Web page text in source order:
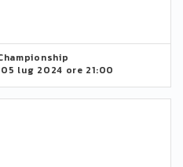
05 lug 2024 ore 21:00